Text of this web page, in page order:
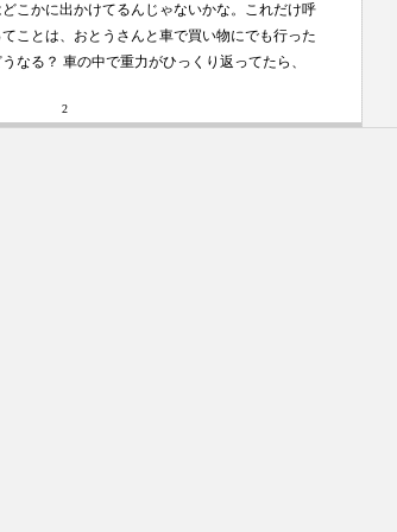
こかに出かけてるんじゃないかな。これだけ呼
ことは、おとうさんと車で買い物にでも行った
なる？ 車の中で重力がひっくり返ってたら、
2